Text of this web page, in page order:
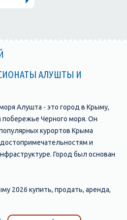
АЛУШТЫ И
Алушта - это город в Крыму,
Черного моря. Он
курортов Крыма
и
Город был основан
одним из главных туристических
гостевых домов, которые
номера и
из главных
2026 купить, продать, аренда,